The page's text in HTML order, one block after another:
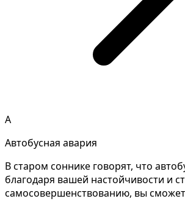
А
Автобусная авария
В старом соннике говорят, что
благодаря вашей настойчивости и
самосовершенствованию, вы